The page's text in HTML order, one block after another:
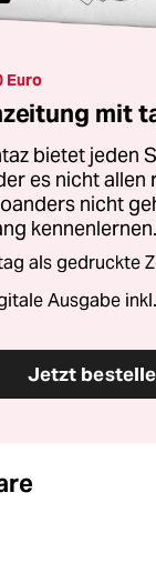
Euro
mit
bietet jeden
es nicht allen
nicht
kennenlernen.
als gedruckte
Ausgabe
Jetzt